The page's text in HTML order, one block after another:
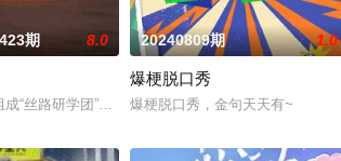
人秀。节目从男人和女人间最大的“槽点”——“做家务
各出奇招，各路神秘嘉宾精彩亮相，这次真的蚌埠住
期 8.0
“丝路研学团”，在团长迪玛希带领下横跨哈萨克斯
20240809期 1.0
爆梗脱口秀
爆梗脱口秀，金句天天有~